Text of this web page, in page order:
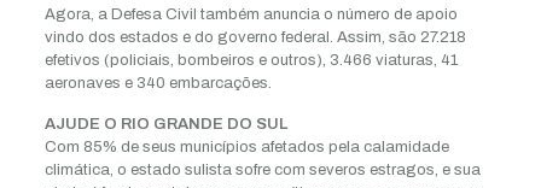
Agora, a Defesa Civil também anuncia o número de apoio
vindo dos estados e do governo federal. Assim, são 27.218
efetivos (policiais, bombeiros e outros), 3.466 viaturas, 41
aeronaves e 340 embarcações.
AJUDE O RIO GRANDE DO SUL
Com 85% de seus municípios afetados pela calamidade
climática, o estado sulista sofre com severos estragos, e sua